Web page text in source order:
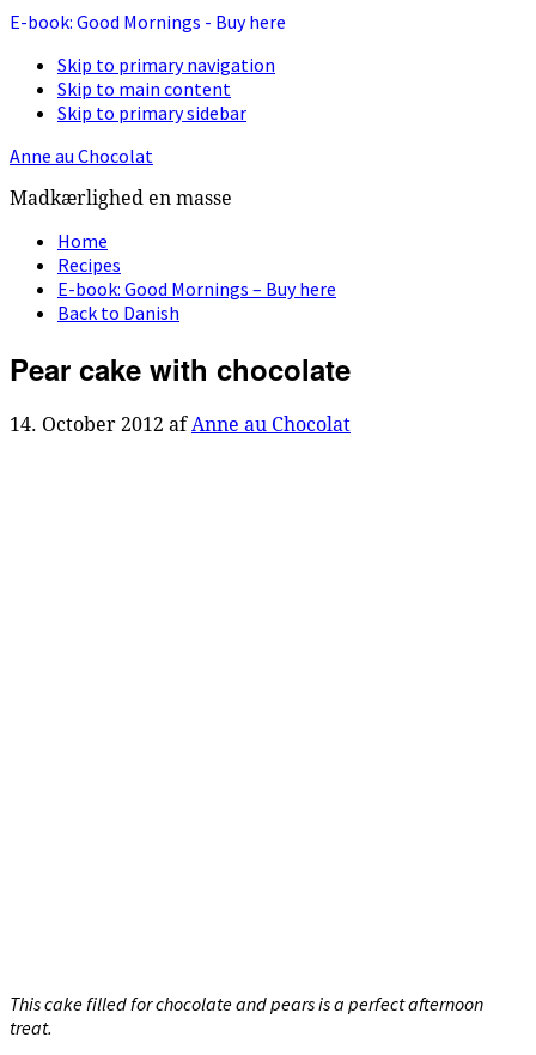
E-book: Good Mornings - Buy here
Skip to primary navigation
Skip to main content
Skip to primary sidebar
Anne au Chocolat
Madkærlighed en masse
Home
Recipes
E-book: Good Mornings – Buy here
Back to Danish
Pear cake with chocolate
14. October 2012 afAnne au Chocolat
This cake filled for chocolate and pears is a perfect afternoon
treat.